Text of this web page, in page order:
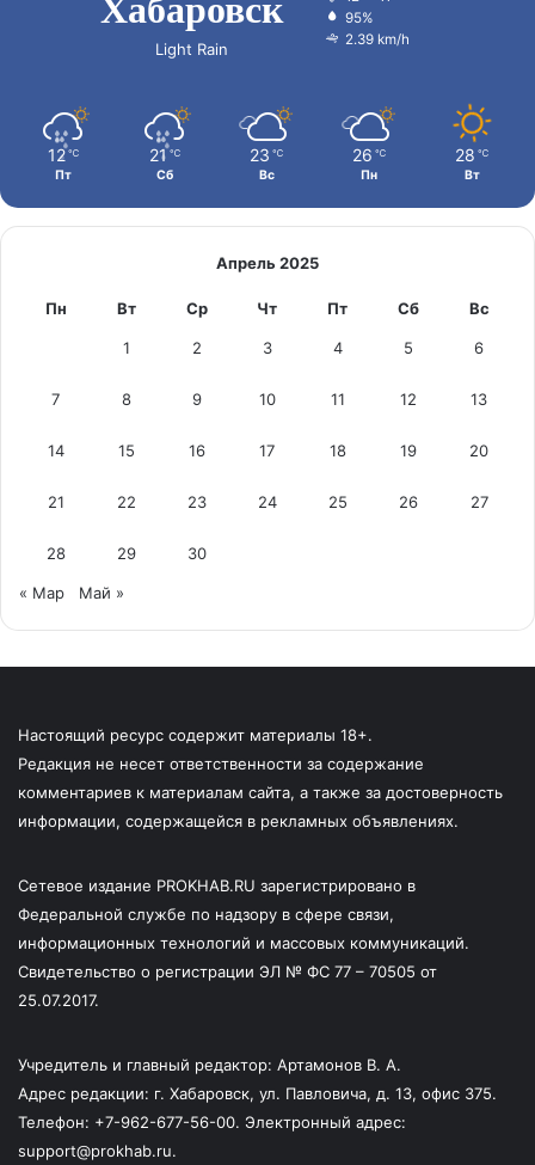
Light Rain
95%
2.39 km/h
12 ℃
Пт
21 ℃
Сб
23 ℃
Вс
26 ℃
Пн
28 ℃
Вт
Апрель 2025
Пн Вт Ср Чт Пт Сб Вс
1 2 3 4 5 6
7 8 9 10 11 12 13
14 15 16 17 18 19 20
21 22 23 24 25 26 27
28 29 30
« Мар Май »
Настоящий ресурс содержит материалы 18+.
Редакция не несет ответственности за содержание
комментариев к материалам сайта, а также за достоверность
информации, содержащейся в рекламных объявлениях.
Сетевое издание PROKHAB.RU зарегистрировано в
Федеральной службе по надзору в сфере связи,
информационных технологий и массовых коммуникаций.
Свидетельство о регистрации ЭЛ № ФС 77 – 70505 от
25.07.2017.
Учредитель и главный редактор: Артамонов В. А.
Адрес редакции: г. Хабаровск, ул. Павловича, д. 13, офис 375.
Телефон: +7-962-677-56-00. Электронный адрес:
support@prokhab.ru.